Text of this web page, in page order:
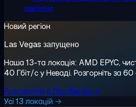
хвилини
Новий регіон
Las Vegas запущено
Наша 13-та локація: AMD EPYC,
40 Гбіт/с у Неваді. Розгорніть за 60
Розгорнути в Лас-Вегасі →
Усі 13 локацій →